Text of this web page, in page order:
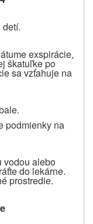
exspirácie,
škatuľke po
sa vzťahuje na
podmienky na
vodou alebo
do lekárne.
prostredie.